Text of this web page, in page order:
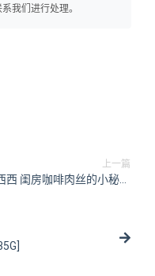
我们进行处理。
上一篇